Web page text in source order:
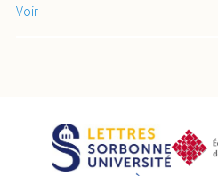
Voir